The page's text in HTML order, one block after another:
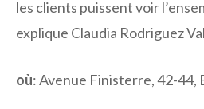
les clients puissent voir
explique Claudia Rodriguez
où: Avenue Finisterre, 42-44,